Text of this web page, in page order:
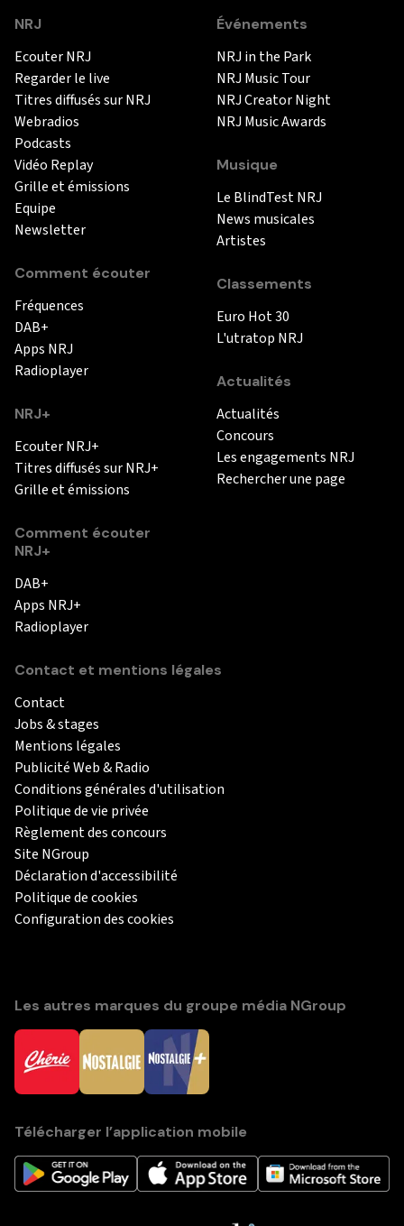
NRJ
Ecouter NRJ
Regarder le live
Titres diffusés sur NRJ
Webradios
Podcasts
Vidéo Replay
Grille et émissions
Equipe
Newsletter
Comment écouter
Fréquences
DAB+
Apps NRJ
Radioplayer
NRJ+
Ecouter NRJ+
Titres diffusés sur NRJ+
Grille et émissions
Comment écouter
NRJ+
DAB+
Apps NRJ+
Radioplayer
Événements
NRJ in the Park
NRJ Music Tour
NRJ Creator Night
NRJ Music Awards
Musique
Le BlindTest NRJ
News musicales
Artistes
Classements
Euro Hot 30
L'utratop NRJ
Actualités
Actualités
Concours
Les engagements NRJ
Rechercher une page
Contact et mentions légales
Contact
Jobs & stages
Mentions légales
Publicité Web & Radio
Conditions générales d'utilisation
Politique de vie privée
Règlement des concours
Site NGroup
Déclaration d'accessibilité
Politique de cookies
Configuration des cookies
Les autres marques du groupe média NGroup
Télécharger l’application mobile